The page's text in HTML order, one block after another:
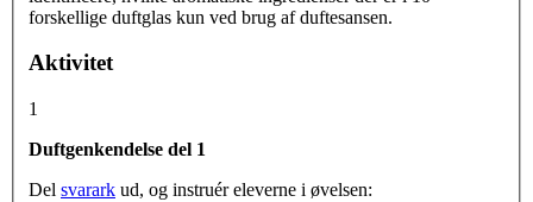
forskellige duftglas kun ved brug af duftesansen.
Aktivitet
1
Duftgenkendelse del 1
Del svarark ud, og instruér eleverne i øvelsen: